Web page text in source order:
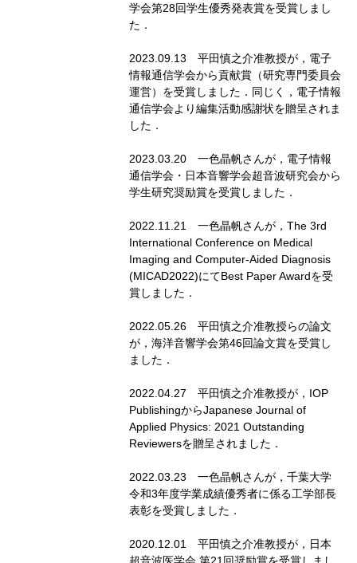
学会第28回学生優秀発表賞を受賞しまし
た．
2023.09.13 平田慎之介准教授が，電子
情報通信学会から貢献賞（研究専門委員会
運営）を受賞しました．同じく，電子情報
通信学会より編集活動感謝状を贈呈されま
した．
2023.03.20 一色晶帆さんが，電子情報
通信学会・日本音響学会超音波研究会から
学生研究奨励賞を受賞しました．
2022.11.21 一色晶帆さんが，The 3rd
International Conference on Medical
Imaging and Computer-Aided Diagnosis
(MICAD2022)にてBest Paper Awardを受
賞しました．
2022.05.26 平田慎之介准教授らの論文
が，海洋音響学会第46回論文賞を受賞し
ました．
2022.04.27 平田慎之介准教授が，IOP
PublishingからJapanese Journal of
Applied Physics: 2021 Outstanding
Reviewersを贈呈されました．
2022.03.23 一色晶帆さんが，千葉大学
令和3年度学業成績優秀者に係る工学部長
表彰を受賞しました．
2020.12.01 平田慎之介准教授が，日本